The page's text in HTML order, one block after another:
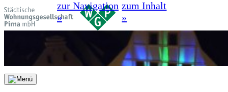
zur Navigation
»
zum Inhalt
»